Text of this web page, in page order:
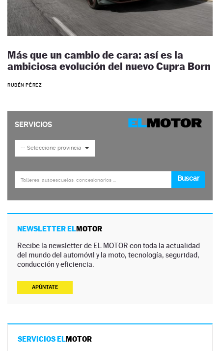
Más que un cambio de cara: así es la
ambiciosa evolución del nuevo Cupra Born
RUBÉN PÉREZ
NEWSLETTER ELMOTOR
Recibe la newsletter de EL MOTOR con toda la actualidad
del mundo del automóvil y la moto, tecnología, seguridad,
conducción y eficiencia.
APÚNTATE
SERVICIOS ELMOTOR